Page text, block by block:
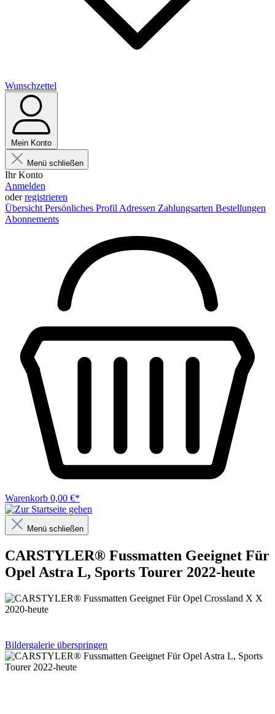
Wunschzettel
Mein Konto
Menü schließen
Ihr Konto
Anmelden
oderregistrieren
Übersicht Persönliches Profil Adressen Zahlungsarten Bestellungen
Abonnements
Warenkorb 0,00 €*
Menü schließen
CARSTYLER® Fussmatten Geeignet Für
Opel Astra L, Sports Tourer 2022-heute
Bildergalerie überspringen